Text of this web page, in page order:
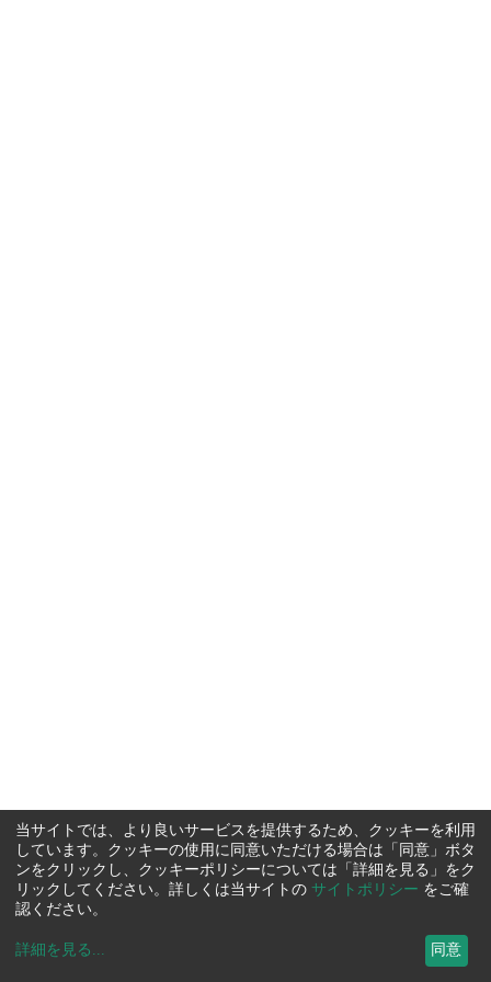
当サイトでは、より良いサービスを提供するため、クッキーを利用
しています。クッキーの使用に同意いただける場合は「同意」ボタ
ンをクリックし、クッキーポリシーについては「詳細を見る」をク
リックしてください。詳しくは当サイトの サイトポリシー をご確
認ください。
詳細を見る ... 同意